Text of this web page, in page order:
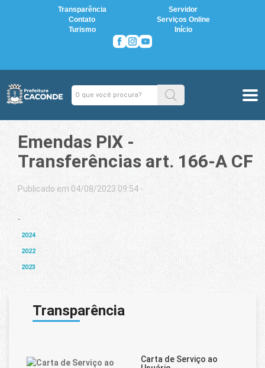
Transparência
Servidor
Contato
Serviços Online
Turismo
Início
Emendas PIX -
Transferências art. 166-A CF
Publicado em 04/08/2023 09:54 -
-
2024
2022
2023
Transparência
Carta de Serviço ao